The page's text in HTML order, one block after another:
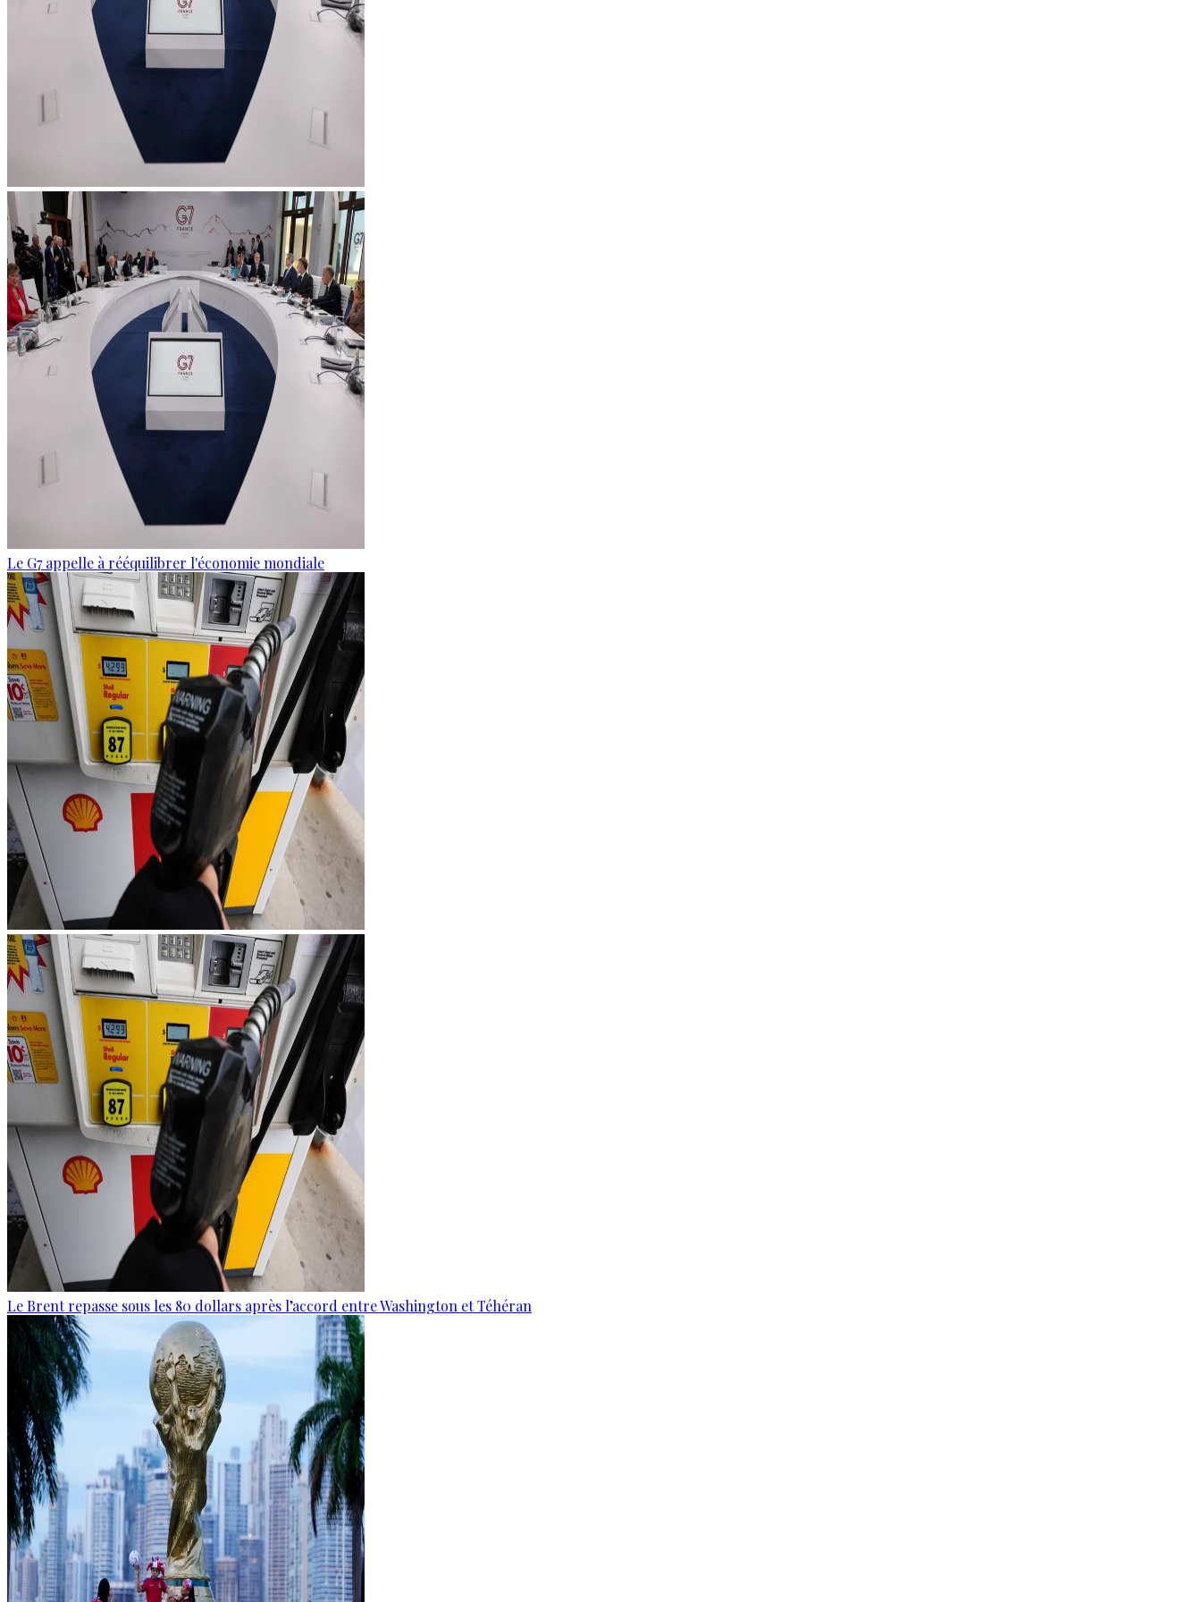
Le G7 appelle à rééquilibrer l'économie mondiale
Le Brent repasse sous les 80 dollars après l’accord entre Washington et Téhéran